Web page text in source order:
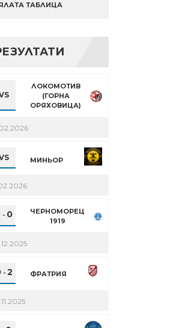
ТАБЛИЦА
ЛОКОМОТИВ
(ГОРНА
ОРЯХОВИЦА)
МИНЬОР
- 0
ЧЕРНОМОРЕЦ
1919
- 2 ФРАТРИЯ